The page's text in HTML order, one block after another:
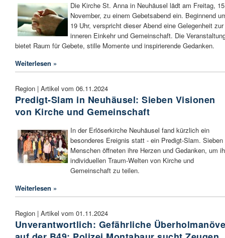
Die Kirche St. Anna in Neuhäusel lädt am Freitag,
November, zu einem Gebetsabend ein. Beginnend
19 Uhr, verspricht dieser Abend eine Gelegenheit zur
inneren Einkehr und Gemeinschaft. Die
bietet Raum für Gebete, stille Momente und inspirierende Gedanken.
Weiterlesen »
Region | Artikel vom 06.11.2024
Predigt-Slam in Neuhäusel: Sieben Visionen
von Kirche und Gemeinschaft
In der Erlöserkirche Neuhäusel fand kürzlich ein
besonderes Ereignis statt - ein Predigt-Slam. Sieben
Menschen öffneten ihre Herzen und Gedanken, um
individuellen Traum-Welten von Kirche und
Gemeinschaft zu teilen.
Weiterlesen »
Region | Artikel vom 01.11.2024
Unverantwortlich: Gefährliche